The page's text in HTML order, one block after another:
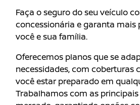
Faça o seguro do seu veículo
concessionária e garanta mais
você e sua família.
Oferecemos planos que se
necessidades, com coberturas
você estar preparado em
Trabalhamos com as